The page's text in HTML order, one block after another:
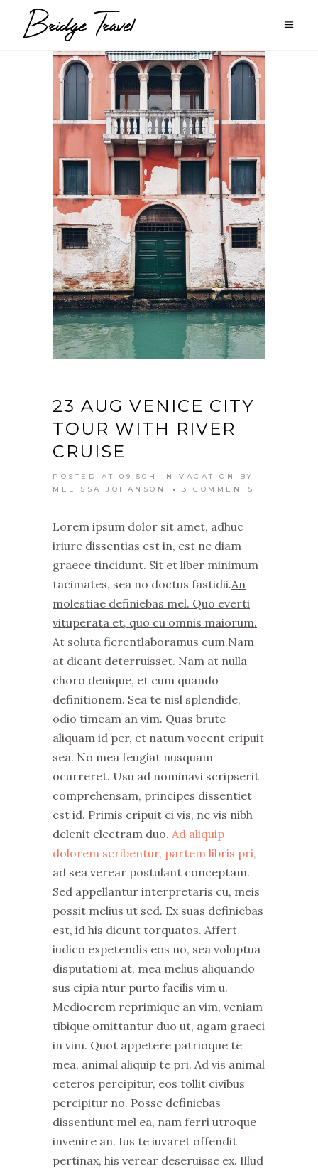
23 AUG VENICE CITY
TOUR WITH RIVER
CRUISE
POSTED AT 09:50H IN VACATION
BY
MELISSA JOHANSON
3 COMMENTS
Lorem ipsum dolor sit amet, adhuc
iriure dissentias est in, est ne diam
graece tincidunt. Sit et liber minimum
tacimates, sea no doctus fastidii.An
molestiae definiebas mel. Quo everti
vituperata et, quo cu omnis maiorum.
At soluta fierentlaboramus eum.Nam
at dicant deterruisset. Nam at nulla
choro denique, et cum quando
definitionem. Sea te nisl splendide,
odio timeam an vim. Quas brute
aliquam id per, et natum vocent eripuit
sea. No mea feugiat nusquam
ocurreret. Usu ad nominavi scripserit
comprehensam, principes dissentiet
est id. Primis eripuit ei vis, ne vis nibh
delenit electram duo. Ad aliquip
dolorem scribentur, partem libris pri,
ad sea verear postulant conceptam.
Sed appellantur interpretaris cu, meis
possit melius ut sed. Ex suas definiebas
est, id his dicunt torquatos. Affert
iudico expetendis eos no, sea voluptua
disputationi at, mea melius aliquando
sus cipia ntur purto facilis vim u.
Mediocrem reprimique an vim, veniam
tibique omittantur duo ut, agam graeci
in vim. Quot appetere patrioque te
mea, animal aliquip te pri. Ad vis animal
ceteros percipitur, eos tollit civibus
percipitur no. Posse definiebas
dissentiunt mel ea, nam ferri utroque
invenire an. Ius te iuvaret offendit
pertinax, his verear deseruisse ex. Illud